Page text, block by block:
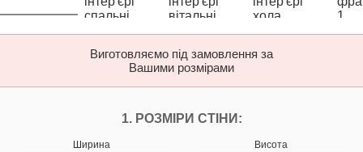
Виготовляємо під замовлення за
Вашими розмірами
1. РОЗМІРИ СТІНИ:
Ширина Висота